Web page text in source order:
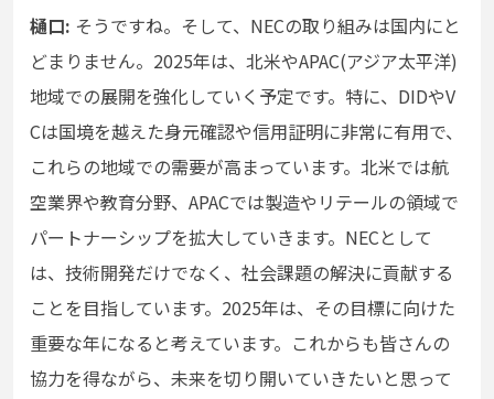
樋口: そうですね。そして、NECの取り組みは国内にと
どまりません。2025年は、北米やAPAC(アジア太平洋)
地域での展開を強化していく予定です。特に、DIDやV
Cは国境を越えた身元確認や信用証明に非常に有用で、
これらの地域での需要が高まっています。北米では航
空業界や教育分野、APACでは製造やリテールの領域で
パートナーシップを拡大していきます。NECとして
は、技術開発だけでなく、社会課題の解決に貢献する
ことを目指しています。2025年は、その目標に向けた
重要な年になると考えています。これからも皆さんの
協力を得ながら、未来を切り開いていきたいと思って